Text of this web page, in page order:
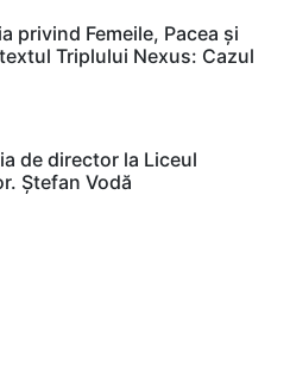
privind Femeile, Pacea și
Triplului Nexus: Cazul
de director la Liceul
Ștefan Vodă